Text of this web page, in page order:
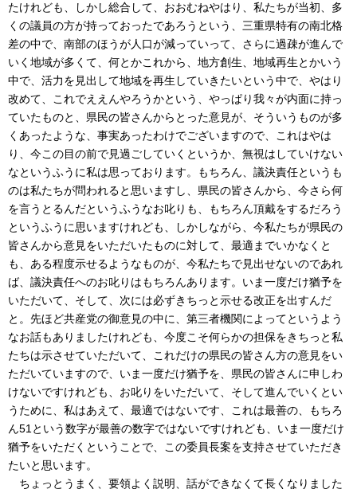
たけれども、しかし総合して、おおむねやはり、私たちが当初、多
くの議員の方が持っておったであろうという、三重県特有の南北格
差の中で、南部のほうが人口が減っていって、さらに過疎が進んで
いく地域が多くて、何とかこれから、地方創生、地域再生とかいう
中で、活力を見出して地域を再生していきたいという中で、やはり
改めて、これでええんやろうかという、やっぱり我々が内面に持っ
ていたものと、県民の皆さんからとった意見が、そういうものが多
くあったような、事実あったわけでございますので、これはやは
り、今この目の前で見過ごしていくというか、無視はしていけない
なというふうに私は思っております。もちろん、議決責任というも
のは私たちが問われると思いますし、県民の皆さんから、今さら何
を言うとるんだというふうなお叱りも、もちろん頂戴をするだろう
というふうに思いますけれども、しかしながら、今私たちが県民の
皆さんから意見をいただいたものに対して、最適までいかなくと
も、ある程度示せるようなものが、今私たちで見出せないのであれ
ば、議決責任へのお叱りはもちろんあります。いま一度だけ猶予を
いただいて、そして、次には必ずきちっと示せる改正を出すんだ
と。先ほど共産党の御意見の中に、第三者機関によってというよう
なお話もありましたけれども、今度こそ何らかの担保をきちっと私
たちは示させていただいて、これだけの県民の皆さん方の意見をい
ただいていますので、いま一度だけ猶予を、県民の皆さんに申しわ
けないですけれども、お叱りをいただいて、そして進んでいくとい
うために、私はあえて、最適ではないです、これは最善の、もちろ
ん51という数字が最善の数字ではないですけれども、いま一度だけ
猶予をいただくということで、この委員長案を支持させていただき
たいと思います。
ちょっとうまく、要領よく説明、話ができなくて長くなりました